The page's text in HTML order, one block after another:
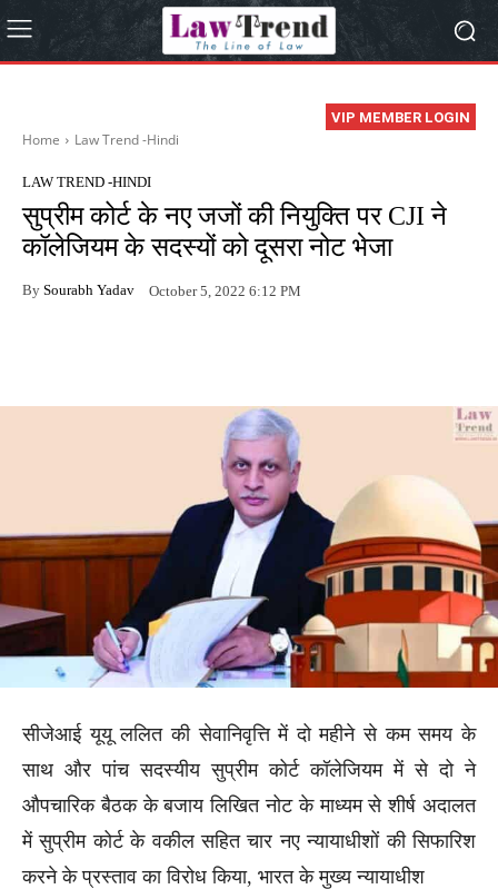
VIP MEMBER LOGIN
Home Law Trend -Hindi
LAW TREND -HINDI
सुप्रीम कोर्ट के नए जजों की नियुक्ति पर CJI ने
कॉलेजियम के सदस्यों को दूसरा नोट भेजा
By Sourabh Yadav October 5, 2022 6:12 PM
सीजेआई यूयू ललित की सेवानिवृत्ति में दो महीने से कम समय के
साथ और पांच सदस्यीय सुप्रीम कोर्ट कॉलेजियम में से दो ने
औपचारिक बैठक के बजाय लिखित नोट के माध्यम से शीर्ष अदालत
में सुप्रीम कोर्ट के वकील सहित चार नए न्यायाधीशों की सिफारिश
करने के प्रस्ताव का विरोध किया, भारत के मुख्य न्यायाधीश